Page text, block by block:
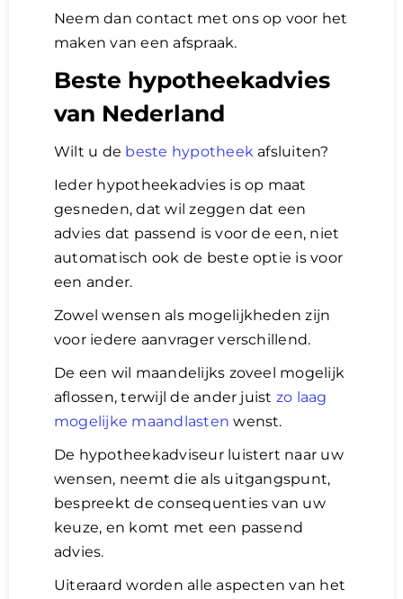
Neem dan contact met ons op voor het
maken van een afspraak.
Beste hypotheekadvies
van Nederland
Wilt u de beste hypotheek afsluiten?
Ieder hypotheekadvies is op maat
gesneden, dat wil zeggen dat een
advies dat passend is voor de een, niet
automatisch ook de beste optie is voor
een ander.
Zowel wensen als mogelijkheden zijn
voor iedere aanvrager verschillend.
De een wil maandelijks zoveel mogelijk
aflossen, terwijl de ander juist zo laag
mogelijke maandlasten wenst.
De hypotheekadviseur luistert naar uw
wensen, neemt die als uitgangspunt,
bespreekt de consequenties van uw
keuze, en komt met een passend
advies.
Uiteraard worden alle aspecten van het